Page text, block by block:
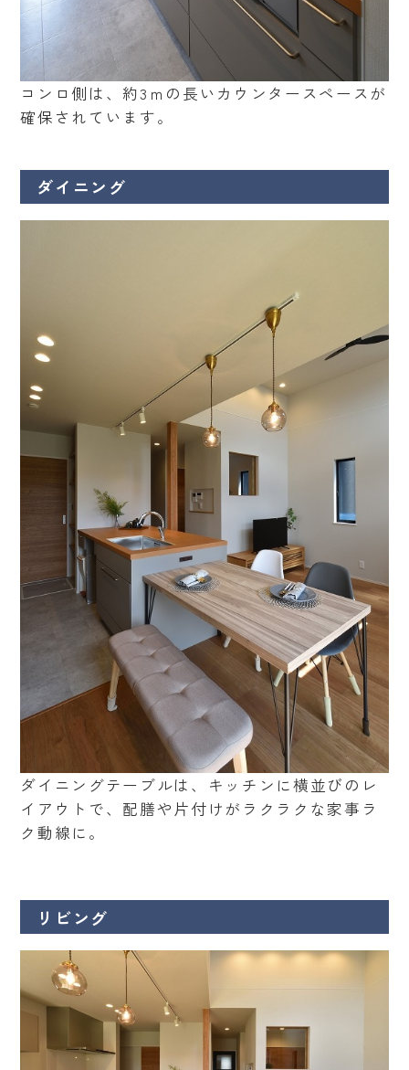
コンロ側は、約3ｍの長いカウンタースペースが
確保されています。
ダイニング
ダイニングテーブルは、キッチンに横並びのレ
イアウトで、配膳や片付けがラクラクな家事ラ
ク動線に。
リビング